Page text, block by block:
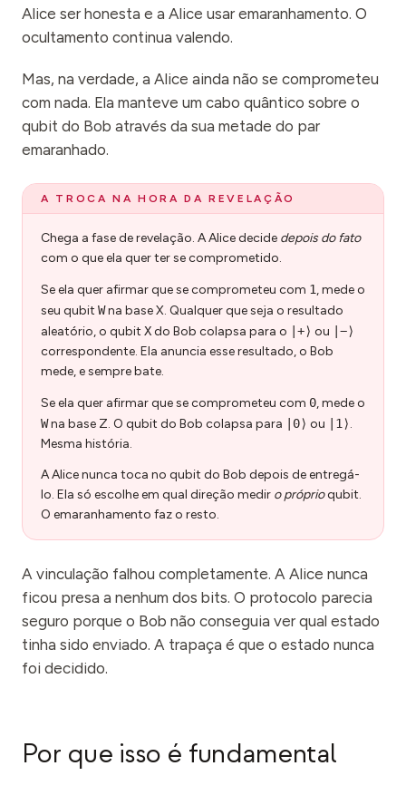
Alice ser honesta e a Alice usar emaranhamento. O
ocultamento continua valendo.
Mas, na verdade, a Alice ainda não se comprometeu
com nada. Ela manteve um cabo quântico sobre o
qubit do Bob através da sua metade do par
emaranhado.
A TROCA NA HORA DA REVELAÇÃO
Chega a fase de revelação. A Alice decide depois do fato
com o que ela quer ter se comprometido.
Se ela quer afirmar que se comprometeu com 1, mede o
seu qubit Wna base X. Qualquer que seja o resultado
aleatório, o qubit Xdo Bob colapsa para o |+⟩ ou |−⟩
correspondente. Ela anuncia esse resultado, o Bob
mede, e sempre bate.
Se ela quer afirmar que se comprometeu com 0, mede o
Wna base Z. O qubit do Bob colapsa para |0⟩ ou |1⟩.
Mesma história.
A Alice nunca toca no qubit do Bob depois de entregá-
lo. Ela só escolhe em qual direção medir o próprioqubit.
O emaranhamento faz o resto.
A vinculação falhou completamente. A Alice nunca
ficou presa a nenhum dos bits. O protocolo parecia
seguro porque o Bob não conseguia ver qual estado
tinha sido enviado. A trapaça é que o estado nunca
foi decidido.
Por que isso é fundamental